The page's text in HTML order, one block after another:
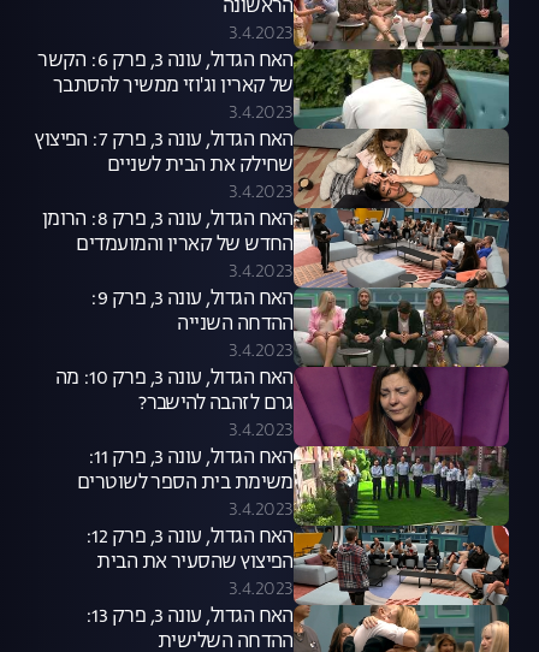
הראשונה
3.4.2023
האח הגדול, עונה 3, פרק 6: הקשר
של קארין וג'וזי ממשיך להסתבך
3.4.2023
האח הגדול, עונה 3, פרק 7: הפיצוץ
שחילק את הבית לשניים
3.4.2023
האח הגדול, עונה 3, פרק 8: הרומן
החדש של קארין והמועמדים
להדחה
3.4.2023
האח הגדול, עונה 3, פרק 9:
ההדחה השנייה
3.4.2023
האח הגדול, עונה 3, פרק 10: מה
גרם לזהבה להישבר?
3.4.2023
האח הגדול, עונה 3, פרק 11:
משימת בית הספר לשוטרים
3.4.2023
האח הגדול, עונה 3, פרק 12:
הפיצוץ שהסעיר את הבית
והמועמדים להדחה
3.4.2023
האח הגדול, עונה 3, פרק 13:
ההדחה השלישית